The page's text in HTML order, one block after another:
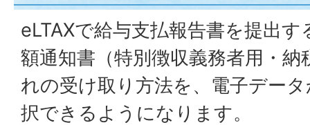
eLTAXで給与支払報告書を提出
額通知書（特別徴収義務者用・
れの受け取り方法を、電子デー
択できるようになります。